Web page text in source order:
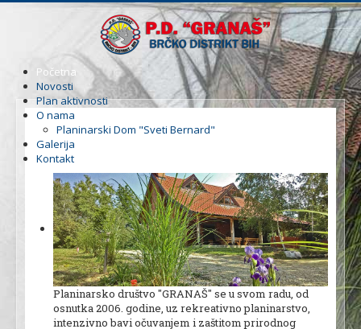
Početna
Novosti
Plan aktivnosti
O nama
Planinarski Dom "Sveti Bernard"
Galerija
Kontakt
Planinarsko društvo ''GRANAŠ'' se u svom radu, od
osnutka 2006. godine, uz rekreativno planinarstvo,
intenzivno bavi očuvanjem i zaštitom prirodnog